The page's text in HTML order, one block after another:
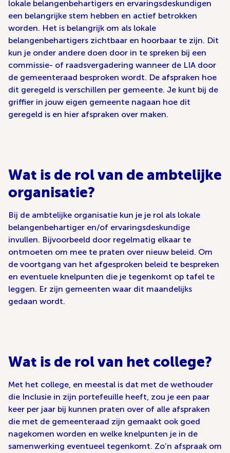
lokale belangenbehartigers en ervaringsdeskundigen
een belangrijke stem hebben en actief betrokken
worden. Het is belangrijk om als lokale
belangenbehartigers zichtbaar en hoorbaar te zijn. Dit
kun je onder andere doen door in te spreken bij een
commissie- of raadsvergadering wanneer de LIA door
de gemeenteraad besproken wordt. De afspraken hoe
dit geregeld is verschillen per gemeente. Je kunt bij de
griffier in jouw eigen gemeente nagaan hoe dit
geregeld is en hier afspraken over maken.
Wat is de rol van de ambtelijke
organisatie?
Bij de ambtelijke organisatie kun je je rol als lokale
belangenbehartiger en/of ervaringsdeskundige
invullen. Bijvoorbeeld door regelmatig elkaar te
ontmoeten om mee te praten over nieuw beleid. Om
de voortgang van het afgesproken beleid te bespreken
en eventuele knelpunten die je tegenkomt op tafel te
leggen. Er zijn gemeenten waar dit maandelijks
gedaan wordt.
Wat is de rol van het college?
Met het college, en meestal is dat met de wethouder
die Inclusie in zijn portefeuille heeft, zou je een paar
keer per jaar bij kunnen praten over of alle afspraken
die met de gemeenteraad zijn gemaakt ook goed
nagekomen worden en welke knelpunten je in de
samenwerking eventueel tegenkomt. Zo’n afspraak om